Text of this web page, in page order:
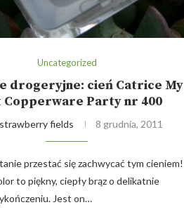
Uncategorized
drogeryjne: cień Catrice My
Copperware Party nr 400
fields 8 grudnia, 2011
przestać się zachwycać tym cieniem!
to piękny, ciepły brąz o delikatnie
Jest on…